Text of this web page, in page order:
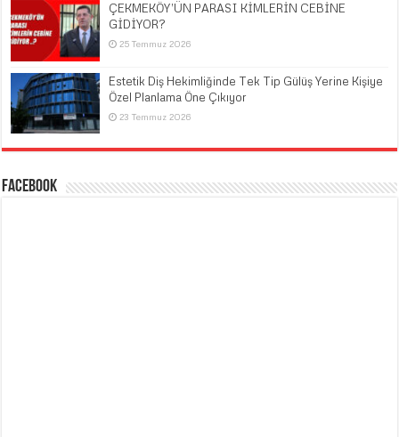
ÇEKMEKÖY’ÜN PARASI KİMLERİN CEBİNE
GİDİYOR?
25 Temmuz 2026
Estetik Diş Hekimliğinde Tek Tip Gülüş Yerine Kişiye
Özel Planlama Öne Çıkıyor
23 Temmuz 2026
Facebook